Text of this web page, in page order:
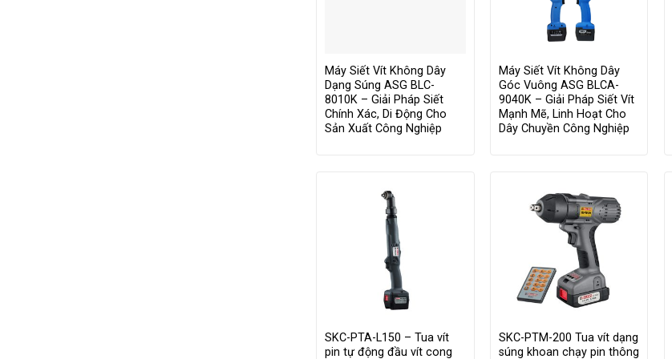
Máy Siết Vít Không Dây
Dạng Súng ASG BLC-
8010K – Giải Pháp Siết
Chính Xác, Di Động Cho
Sản Xuất Công Nghiệp
Máy Siết Vít Không Dây
Góc Vuông ASG BLCA-
9040K – Giải Pháp Siết Vít
Mạnh Mẽ, Linh Hoạt Cho
Dây Chuyền Công Nghiệp
SKC-PTA-L150 – Tua vít
pin tự động đầu vít cong
SKC-PTM-200 Tua vít dạng
súng khoan chạy pin thông